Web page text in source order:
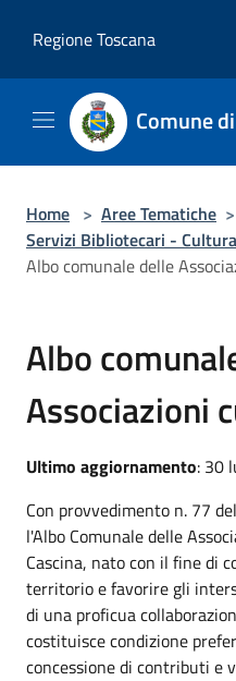
Regione Toscana
Comune
Home > Aree Tematiche >
Servizi Bibliotecari -
Albo comunale delle
Albo
Associazioni
Ultimo aggiornamento: 30
Con provvedimento n. 77
l'Albo Comunale delle
Cascina, nato con il fine di
territorio e favorire gli
di una proficua
costituisce condizione
concessione di contributi e